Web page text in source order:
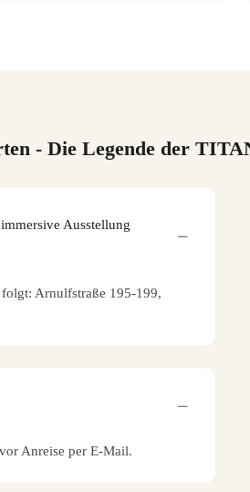
- Die Legende der
Ausstellung
folgt: Arnulfstraße 195-199,
Anreise per E-Mail.